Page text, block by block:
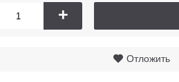
+
Отложить